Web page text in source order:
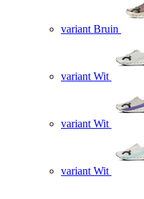
variant Bruin
variant Wit
variant Wit
variant Wit